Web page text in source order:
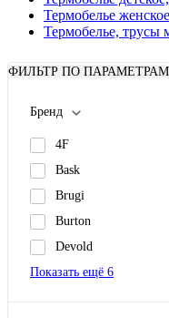
Термобелье женское
Термобелье, трусы
ФИЛЬТР ПО ПАРАМЕТРАМ
Бренд
4F
Bask
Brugi
Burton
Devold
Показать ещё 6